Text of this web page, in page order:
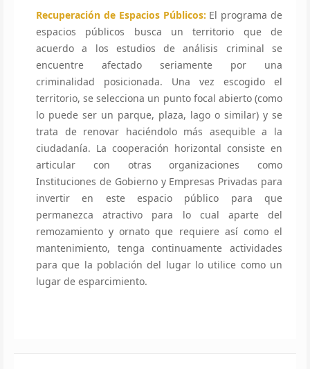
Recuperación de Espacios Públicos: El programa de
espacios públicos busca un territorio que de
acuerdo a los estudios de análisis criminal se
encuentre afectado seriamente por una
criminalidad posicionada. Una vez escogido el
territorio, se selecciona un punto focal abierto (como
lo puede ser un parque, plaza, lago o similar) y se
trata de renovar haciéndolo más asequible a la
ciudadanía. La cooperación horizontal consiste en
articular con otras organizaciones como
Instituciones de Gobierno y Empresas Privadas para
invertir en este espacio público para que
permanezca atractivo para lo cual aparte del
remozamiento y ornato que requiere así como el
mantenimiento, tenga continuamente actividades
para que la población del lugar lo utilice como un
lugar de esparcimiento.